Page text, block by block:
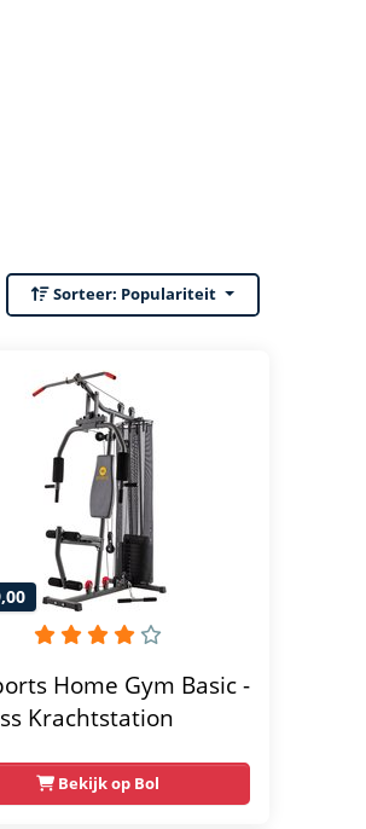
Sorteer: Populariteit
Home Gym Basic -
Krachtstation
Bekijk op Bol